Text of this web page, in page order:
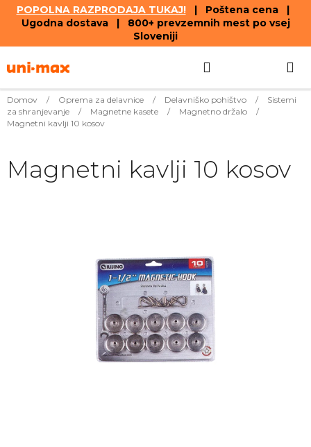
POPOLNA RAZPRODAJA TUKAJ!| Poštena cena |
Ugodna dostava | 800+ prevzemnih mest po vsej
Sloveniji
to
Domov / Oprema za delavnice / Delavniško pohištvo /
Sistemi
za shranjevanje
/ Magnetne kasete / Magnetno držalo
/
Magnetni kavlji 10 kosov
Magnetni kavlji 10 kosov